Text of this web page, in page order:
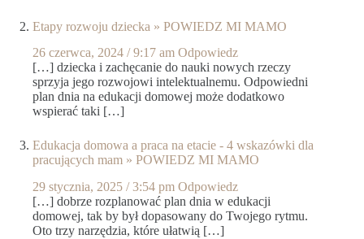
Etapy rozwoju dziecka » POWIEDZ MI MAMO
26 czerwca, 2024 / 9:17 am Odpowiedz
[…] dziecka i zachęcanie do nauki nowych rzeczy
sprzyja jego rozwojowi intelektualnemu. Odpowiedni
plan dnia na edukacji domowej może dodatkowo
wspierać taki […]
Edukacja domowa a praca na etacie - 4 wskazówki dla
pracujących mam » POWIEDZ MI MAMO
29 stycznia, 2025 / 3:54 pm Odpowiedz
[…] dobrze rozplanować plan dnia w edukacji
domowej, tak by był dopasowany do Twojego rytmu.
Oto trzy narzędzia, które ułatwią […]